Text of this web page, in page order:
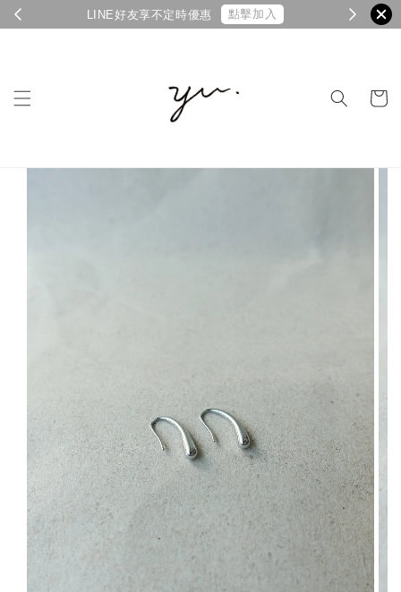
官網新會員享100元優惠